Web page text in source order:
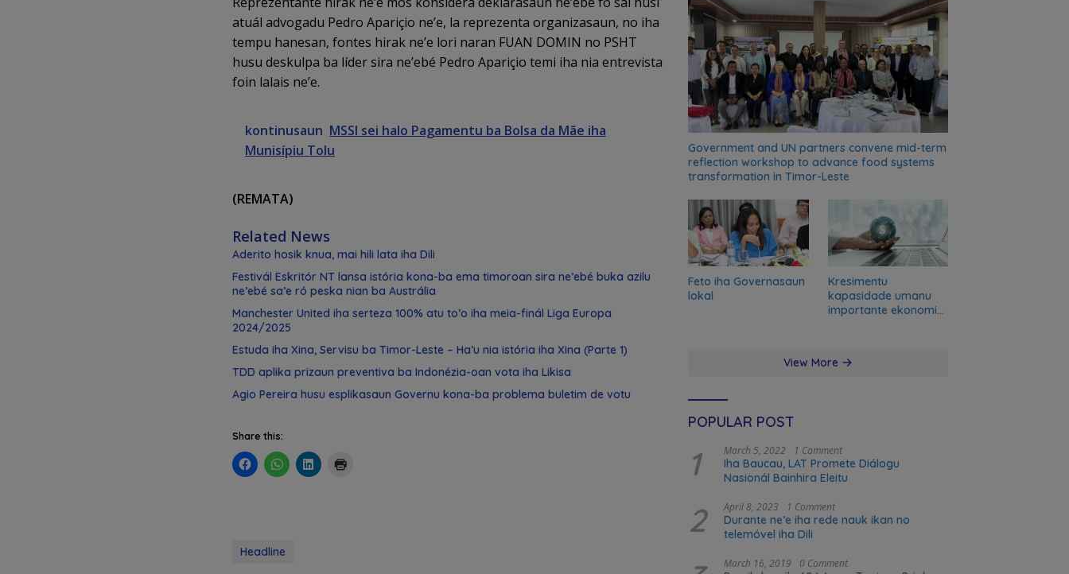
atuál advogadu Pedro Apariçio ne’e, la reprezenta organizasaun, no iha
tempu hanesan, fontes hirak ne’e lori naran FUAN DOMIN no PSHT
husu deskulpa ba líder sira ne’ebé Pedro Apariçio temi iha nia entrevista
foin lalais ne’e.
kontinusaun MSSI sei halo Pagamentu ba Bolsa da Mãe iha
Munisípiu Tolu
(REMATA)
Related News
Aderito hosik knua, mai hili lata iha Dili
Festivál Eskritór NT lansa istória kona-ba ema timoroan sira ne’ebé buka azilu
ne’ebé sa’e ró peska nian ba Austrália
Manchester United iha serteza 100% atu to’o iha meia-finál Liga Europa
2024/2025
Estuda iha Xina, Servisu ba Timor-Leste – Ha’u nia istória iha Xina (Parte 1)
TDD aplika prizaun preventiva ba Indonézia-oan vota iha Likisa
Agio Pereira husu esplikasaun Governu kona-ba problema buletim de votu
Share this:
Headline
Government and UN partners convene mid-term
reflection workshop to advance food systems
transformation in Timor-Leste
Feto iha Governasaun
lokal
Kresimentu
kapasidade umanu
importante ekonomia
View More
POPULAR POST
1 March 5, 2022 1 Comment
Iha Baucau, LAT Promete Diálogu
Nasionál Bainhira Eleitu
2 April 8, 2023 1 Comment
Durante ne’e iha rede nauk ikan no
telemóvel iha Dili
March 16, 2019 0 Comment